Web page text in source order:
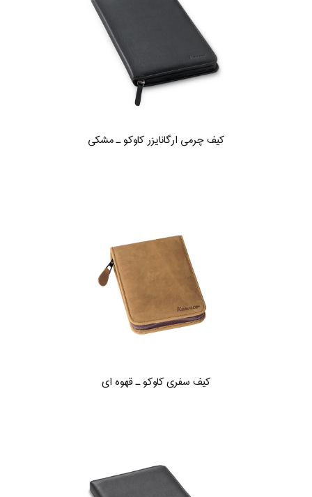
کیف چرمی ارگانایزر کاوکو ـ مشکی
کیف سفری کاوکو ـ قهوه ای